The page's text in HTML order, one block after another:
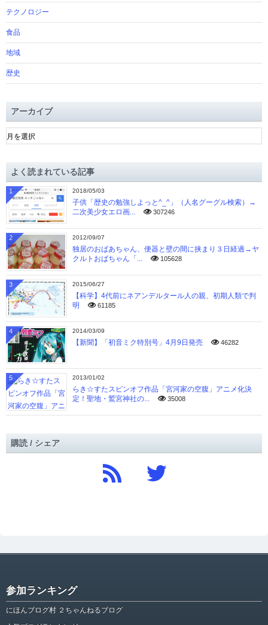
テクノロジー
食品
地域
歴史
アーカイブ
ア
ー
ブよく読まれている記事
2018/05/03
子供「歴史の勉強しよっと^_^」（人名グーグル検索）→
二次美少女エロ画...
307246
1
2012/09/07
独居のおばあちゃん、便器と壁の間に挟まり３日経過→ヤ
クルトおばちゃん「...
105628
2
2015/06/27
【科学】4代前にネアンデルタール人の親、初期人類で判
明
61185
3
2014/03/09
【新聞】「初音ミク特別号」4月9日発売 46282
4
2013/01/02
らき☆すたスピンオフ作品「宮河家の空腹」アニメ化決
定！聖地・鷲宮神社の...
35008
5
購読 / シェア
参加ランキング
にほんブログ村 ２ちゃんねるブログ